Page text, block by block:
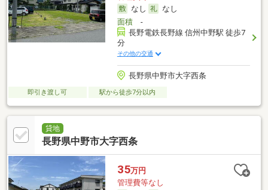
なし
なし
面積-
長野電鉄長野線 信州中野駅 徒歩7
分
その他の交通
長野県中野市大字西条
即引き渡し可 駅から徒歩7分以内
貸地
長野県中野市大字西条
35万円
管理費等なし